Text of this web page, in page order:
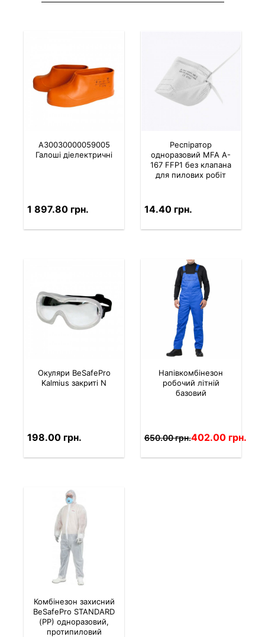
A30030000059005
Галоші діелектричні
1 897.80 грн.
Респіратор
одноразовий MFA A-
167 FFP1 без клапана
для пилових робіт
14.40 грн.
Окуляри BeSafePro
Kalmius закриті N
198.00 грн.
Напівкомбінезон
робочий літній
базовий
402.00 грн.
650.00 грн.
Комбінезон захисний
BeSafePro STANDARD
(PP) одноразовий,
протипиловий